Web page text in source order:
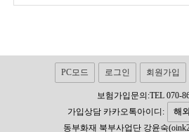
PC모드 로그인 회원가입
보험가입문의:TEL 070-
가입상담 카카오톡아이디:
해
동부화재 북부사업단 강윤숙